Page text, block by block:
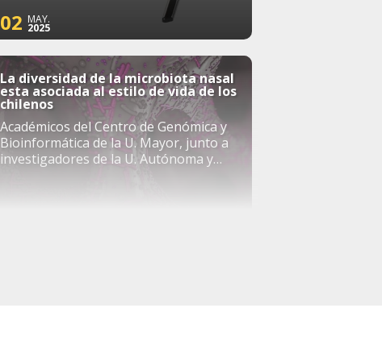
02 MAY.
2025
La diversidad de la microbiota nasal
esta asociada al estilo de vida de los
chilenos
Académicos del Centro de Genómica y
Bioinformática de la U. Mayor, junto a
investigadores de la U. Autónoma y